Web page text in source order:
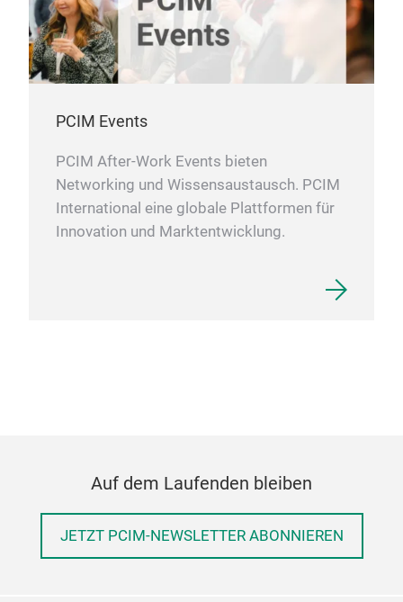
PCIM Events
PCIM After-Work Events bieten
Networking und Wissensaustausch. PCIM
International eine globale Plattformen für
Innovation und Marktentwicklung.
Auf dem Laufenden bleiben
JETZT PCIM-NEWSLETTER ABONNIEREN